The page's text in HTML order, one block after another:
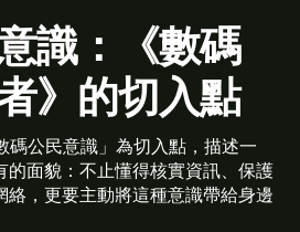
識：《數碼
》的切入點
碼公民意識」為切入點，描述一
的面貌：不止懂得核實資訊、保護
絡，更要主動將這種意識帶給身邊